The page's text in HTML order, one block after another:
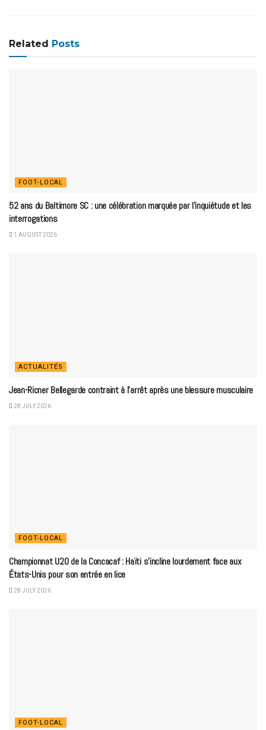
Related Posts
FOOT-LOCAL
52 ans du Baltimore SC : une célébration marquée par l’inquiétude et les
interrogations
1 AUGUST 2026
ACTUALITÉS
Jean-Ricner Bellegarde contraint à l’arrêt après une blessure musculaire
28 JULY 2026
FOOT-LOCAL
Championnat U20 de la Concacaf : Haïti s’incline lourdement face aux
États-Unis pour son entrée en lice
28 JULY 2026
FOOT-LOCAL